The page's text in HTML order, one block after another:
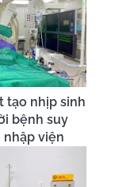
tạo nhịp sinh
bệnh suy
viện